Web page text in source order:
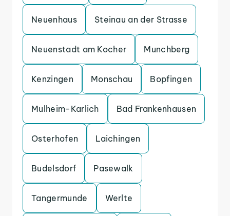
Neuenhaus Steinau an der Strasse
Neuenstadt am Kocher Munchberg
Kenzingen Monschau Bopfingen
Mulheim-Karlich Bad Frankenhausen
Osterhofen Laichingen
Budelsdorf Pasewalk
Tangermunde Werlte